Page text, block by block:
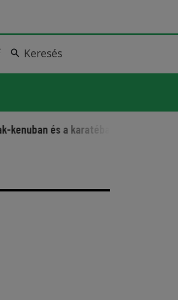
Keresés
és a karatéban